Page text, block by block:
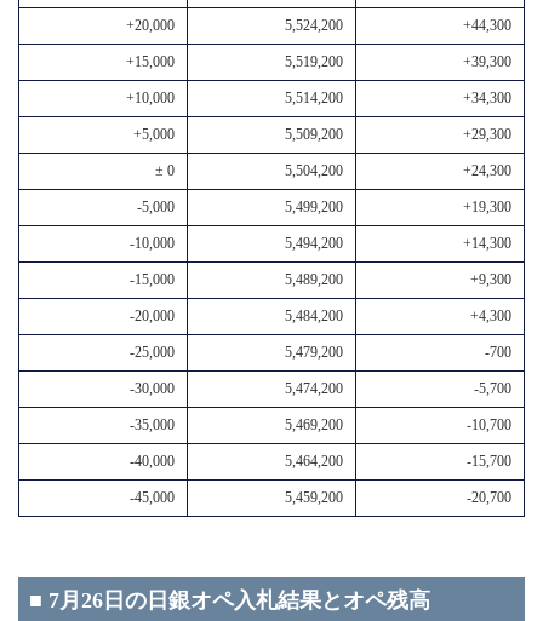
+20,000 5,524,200 +44,300
+15,000 5,519,200 +39,300
+10,000 5,514,200 +34,300
+5,000 5,509,200 +29,300
± 0 5,504,200 +24,300
-5,000 5,499,200 +19,300
-10,000 5,494,200 +14,300
-15,000 5,489,200 +9,300
-20,000 5,484,200 +4,300
-25,000 5,479,200 -700
-30,000 5,474,200 -5,700
-35,000 5,469,200 -10,700
-40,000 5,464,200 -15,700
-45,000 5,459,200 -20,700
■ 7月26日の日銀オペ入札結果とオペ残高